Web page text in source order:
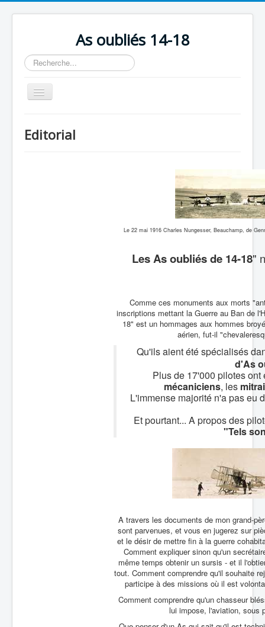
As oubliés 14-18
Rechercher
Basculer
la
Chronologie
Editorial
Le 22 mai 1916 Charles Nungesser, Beauchamp, de
Les As oubliés de 14-18"
Comme ces monuments aux morts
inscriptions mettant la Guerre au Ban de
18" est un hommages aux hommes
aérien, fut-il
Qu'ils aient été spécialisés
d'As
Plus de 17'000 pilotes
mécaniciens, les
L'immense majorité n'a pas eu
Et pourtant... A propos des
"Tels
A travers les documents de mon grand-
sont parvenues, et vous en jugerez sur
et le désir de mettre fin à la guerre
Comment expliquer sinon qu'un
même temps obtenir un sursis - et il
tout. Comment comprendre qu'il souhaite
participe à des missions où il est
Comment comprendre qu'un chasseur
lui impose, l'aviation, sous